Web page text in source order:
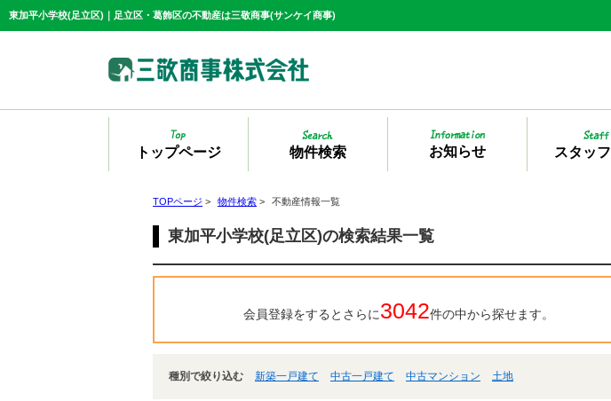
東加平小学校(足立区)｜足立区・葛飾区の不動産は三敬商事(サンケイ商事)
トップページ 物件検索 お知らせ スタッ
TOPページ > 物件検索 > 不動産情報一覧
東加平小学校(足立区)の検索結果一覧
会員登録をするとさらに3042件の中から探せます。
種別で絞り込む 新築一戸建て 中古一戸建て 中古マンション 土地